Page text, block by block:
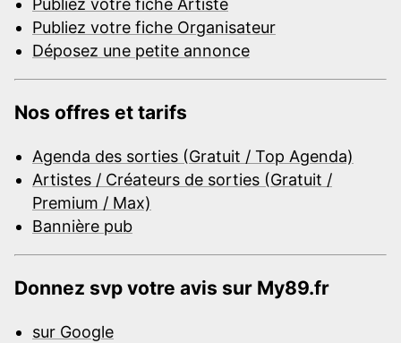
Publiez votre fiche Artiste
Publiez votre fiche Organisateur
Déposez une petite annonce
Nos offres et tarifs
Agenda des sorties (Gratuit / Top Agenda)
Artistes / Créateurs de sorties (Gratuit /
Premium / Max)
Bannière pub
Donnez svp votre avis sur My89.fr
sur Google